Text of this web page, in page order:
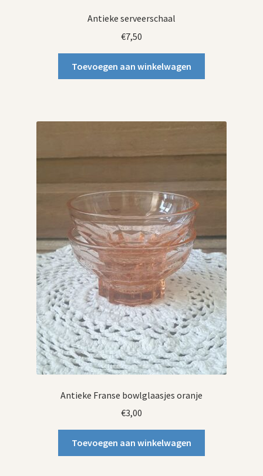
Antieke serveerschaal
€7,50
Toevoegen aan winkelwagen
Antieke Franse bowlglaasjes oranje
€3,00
Toevoegen aan winkelwagen